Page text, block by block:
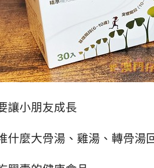
讓小朋友成長
什麼大骨湯、雞湯、轉骨湯